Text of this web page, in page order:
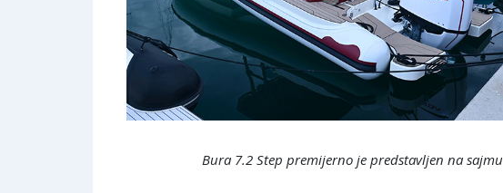
Bura 7.2 Step premijerno je predstavljen na sajmu